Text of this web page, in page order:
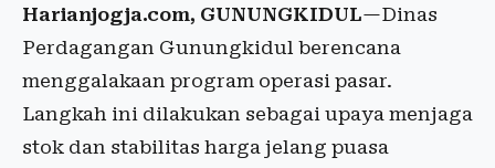
Harianjogja.com, GUNUNGKIDUL—Dinas
Perdagangan Gunungkidul berencana
menggalakaan program operasi pasar.
Langkah ini dilakukan sebagai upaya menjaga
stok dan stabilitas harga jelang puasa